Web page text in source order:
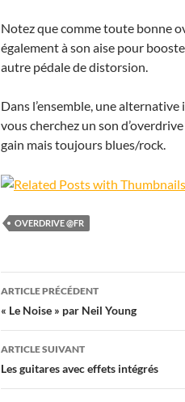
Notez que comme toute bonne
également à son aise pour
autre pédale de distorsion.
Dans l’ensemble, une
vous cherchez un son
gain mais toujours blues/rock.
OVERDRIVE @FR
Navigation
des
articles
ARTICLE PRÉCÉDENT
« Le Noise » par Neil Young
ARTICLE SUIVANT
Les guitares avec effets intégrés